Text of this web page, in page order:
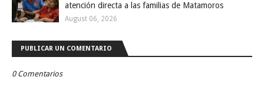
atención directa a las familias de Matamoros
August 06, 2026
PUBLICAR UN COMENTARIO
0 Comentarios